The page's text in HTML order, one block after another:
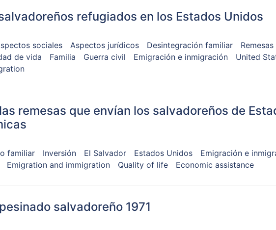
refugiados en los Estados Unidos
sociales Aspectos jurídicos Desintegración familiar Remesas
de vida Familia Guerra civil Emigración e inmigración United
remesas que envían los salvadoreños de
familiar Inversión El Salvador Estados Unidos Emigración e
Emigration and immigration Quality of life Economic assistance
salvadoreño 1971